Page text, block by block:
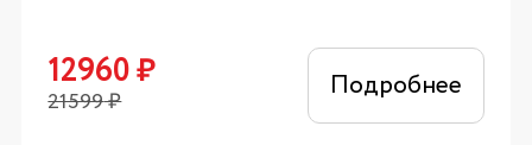
12960₽
21599₽ Подробнее